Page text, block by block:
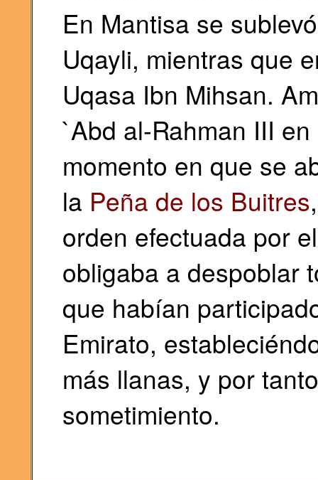
En Mantisa se
Uqayli, mientras que
Uqasa Ibn Mihsan.
`Abd al-Rahman III
momento en que se
la Peña de los Buitres
orden efectuada por
obligaba a despoblar
que habían
Emirato,
más llanas, y por
sometimiento.